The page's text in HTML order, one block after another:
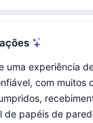
uma experiência
com muitos
de papéis de